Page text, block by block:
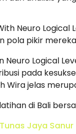
Neuro
pola pikir
Neuro Logical
pada
Wira jelas
di Bali
Jaya Sanur